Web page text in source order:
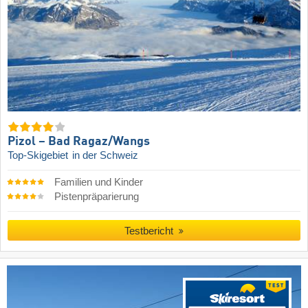
Pizol – Bad Ragaz/​Wangs
Top-Skigebiet in der Schweiz
Familien und Kinder
Pistenpräparierung
Testbericht